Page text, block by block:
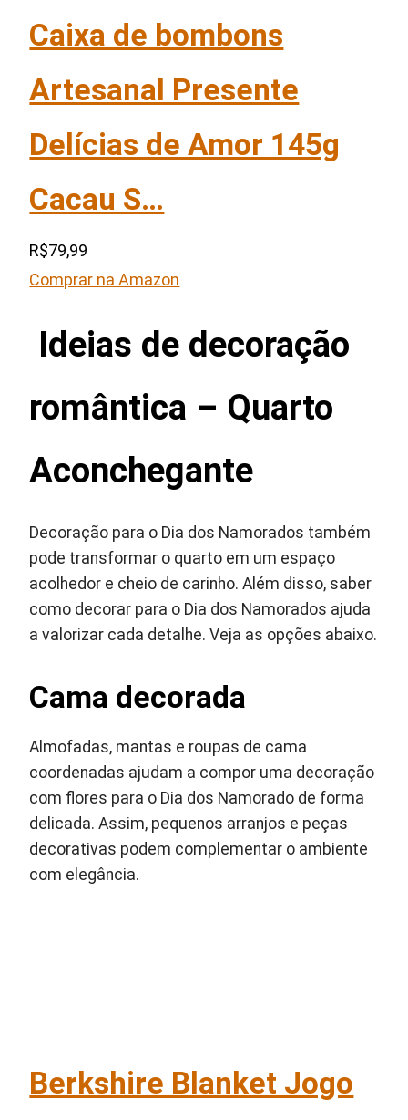
Caixa de bombons
Artesanal Presente
Delícias de Amor 145g
Cacau S…
R$79,99
Comprar na Amazon
Ideias de decoração
romântica – Quarto
Aconchegante
Decoração para o Dia dos Namorados também
pode transformar o quarto em um espaço
acolhedor e cheio de carinho. Além disso, saber
como decorar para o Dia dos Namorados ajuda
a valorizar cada detalhe. Veja as opções abaixo.
Cama decorada
Almofadas, mantas e roupas de cama
coordenadas ajudam a compor uma decoração
com flores para o Dia dos Namorado de forma
delicada. Assim, pequenos arranjos e peças
decorativas podem complementar o ambiente
com elegância.
Berkshire Blanket Jogo